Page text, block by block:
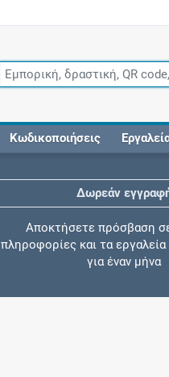
Κωδικοποιήσεις
Δωρεάν
Αποκτήσετε πρόσβαση
πληροφορίες και τα
για έναν μήνα